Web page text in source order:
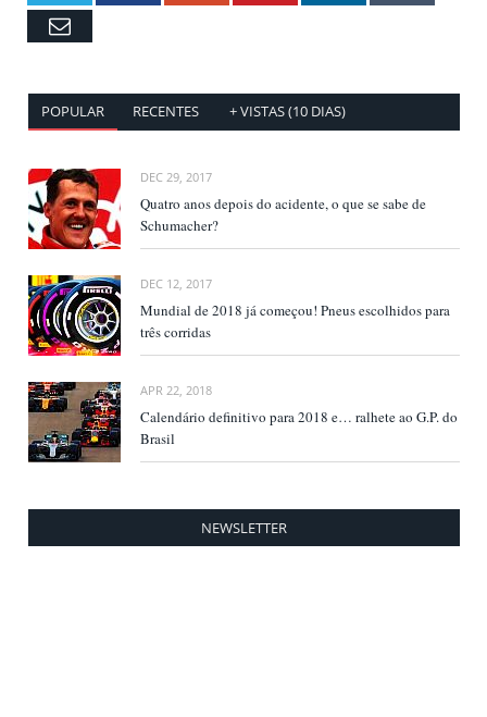
Email
POPULAR RECENTES + VISTAS (10 DIAS)
DEC 29, 2017
Quatro anos depois do acidente, o que se sabe de
Schumacher?
DEC 12, 2017
Mundial de 2018 já começou! Pneus escolhidos para
três corridas
APR 22, 2018
Calendário definitivo para 2018 e… ralhete ao G.P. do
Brasil
NEWSLETTER